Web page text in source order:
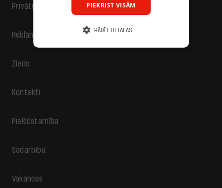
Privātuma politika
Reklāma
Ziedo
Kontakti
Piekļūstamība
Sadarbība
Vakances
PIEKRIST VISĀM
RĀDĪT DETAĻAS